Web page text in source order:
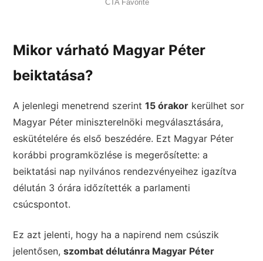
Mikor várható Magyar Péter
beiktatása?
A jelenlegi menetrend szerint15 órakor kerülhet sor
Magyar Péter miniszterelnöki megválasztására,
eskütételére és első beszédére. Ezt Magyar Péter
korábbi programközlése is megerősítette: a
beiktatási nap nyilvános rendezvényeihez igazítva
délután 3 órára időzítették a parlamenti
csúcspontot.
Ez azt jelenti, hogy ha a napirend nem csúszik
jelentősen,szombat délutánra Magyar Péter